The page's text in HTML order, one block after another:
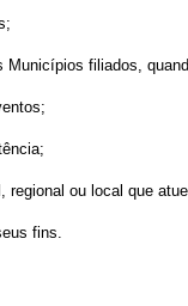
filiados,
ou local que
fins.